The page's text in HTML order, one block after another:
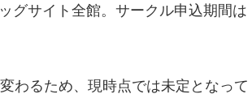
グサイト全館。サークル申込期間は
わるため、現時点では未定となって